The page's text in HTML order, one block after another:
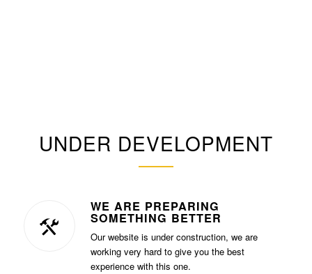
UNDER DEVELOPMENT
WE ARE PREPARING
SOMETHING BETTER
Our website is under construction, we are
working very hard to give you the best
experience with this one.